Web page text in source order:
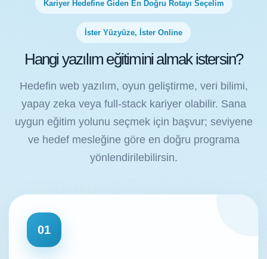
Kariyer Hedefine Giden En Doğru Rotayı Seçelim
İster Yüzyüze, İster Online
Hangi yazılım eğitimini almak istersin?
Hedefin web yazılım, oyun geliştirme, veri bilimi,
yapay zeka veya full-stack kariyer olabilir. Sana
uygun eğitim yolunu seçmek için başvur; seviyene
ve hedef mesleğine göre en doğru programa
yönlendirilebilirsin.
01